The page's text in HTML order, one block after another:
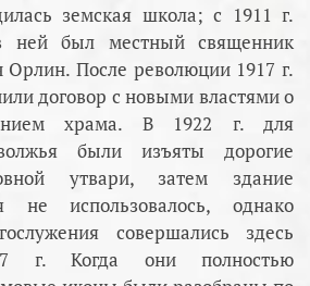
земская школа; с 1911 г.
ней был местный священник
Орлин. После революции 1917 г.
договор с новыми властями о
храма. В 1922 г. для
были изъяты дорогие
утвари, затем здание
не использовалось, однако
совершались здесь
г. Когда они полностью